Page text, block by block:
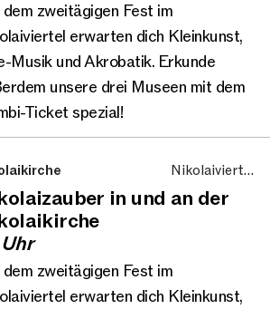
dem zweitägigen Fest im
erwarten dich Kleinkunst,
Musik und Akrobatik. Erkunde
unsere drei Museen mit dem
Ticket spezial!
Nikolaiviertel,
Aktionstag, Familie
in und an der
dem zweitägigen Fest im
erwarten dich Kleinkunst,